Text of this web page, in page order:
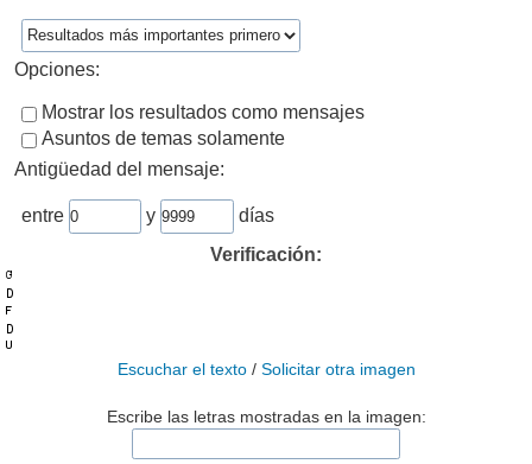
Opciones:
Mostrar los resultados como mensajes
Asuntos de temas solamente
Antigüedad del mensaje:
entre y
días
Verificación:
Escuchar el texto/ Solicitar otra imagen
Escribe las letras mostradas en la imagen: